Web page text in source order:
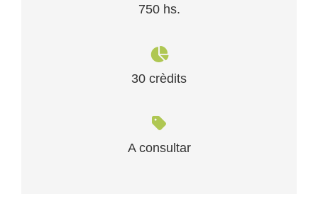
750 hs.
30 crèdits
A consultar